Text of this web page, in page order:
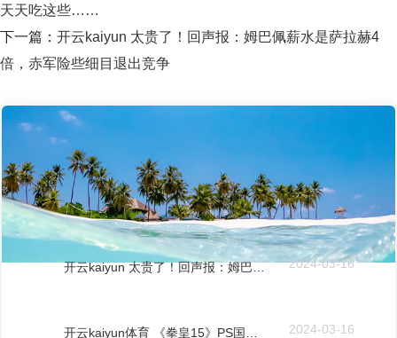
天天吃这些……
下一篇： 开云kaiyun 太贵了！回声报：姆巴佩薪水是萨拉赫4
倍，赤军险些细目退出竞争
开云kaiyun 太贵了！回声报：姆巴佩薪水是萨拉赫4倍，赤军险些细目退出竞争 2024-03-16
2024-03-16